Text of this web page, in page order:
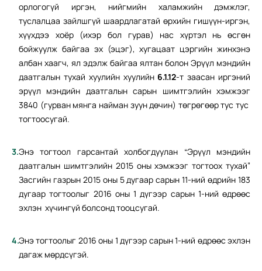
орлогогүй иргэн, нийгмийн халамжийн дэмжлэг,
туслалцаа зайлшгүй шаардлагатай өрхийн гишүүн-иргэн,
хүүхдээ хоёр (ихэр бол гурав) нас хүртэл нь өсгөн
бойжуулж байгаа эх (эцэг), хугацаат цэргийн жинхэнэ
албан хаагч, ял эдэлж байгаа ялтан болон Эрүүл мэндийн
даатгалын тухай хуулийн хуулийн 6.1.12-т заасан иргэний
эрүүл мэндийн даатгалын сарын шимтгэлийн хэмжээг
3840 (гурван мянга найман зуун дөчин) төгрөгөөр тус тус
тогтоосугай.
Энэ тогтоол гарсантай холбогдуулан “Эрүүл мэндийн
даатгалын шимтгэлийн 2015 оны хэмжээг тогтоох тухай”
Засгийн газрын 2015 оны 5 дугаар сарын 11-ний өдрийн 183
дугаар тогтоолыг 2016 оны 1 дүгээр сарын 1-ний өдрөөс
эхлэн хүчингүй болсонд тооцсугай.
Энэ тогтоолыг 2016 оны 1 дүгээр сарын 1-ний өдрөөс эхлэн
дагаж мөрдсүгэй.